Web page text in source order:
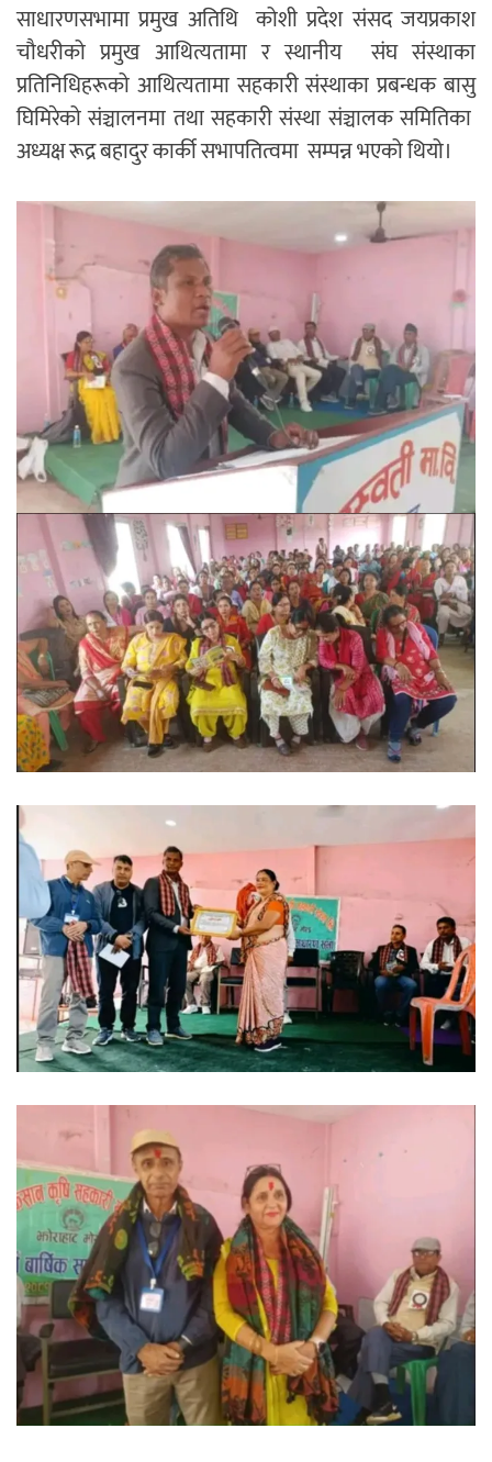
साधारणसभामा प्रमुख अतिथि कोशी प्रदेश संसद जयप्रकाश
चौधरीको प्रमुख आथित्यतामा र स्थानीय संघ संस्थाका
प्रतिनिधिहरूको आथित्यतामा सहकारी संस्थाका प्रबन्धक बासु
घिमिरेको संञ्चालनमा तथा सहकारी संस्था संञ्चालक समितिका
अध्यक्ष रूद्र बहादुर कार्की सभापतित्वमा सम्पन्न भएको थियो।